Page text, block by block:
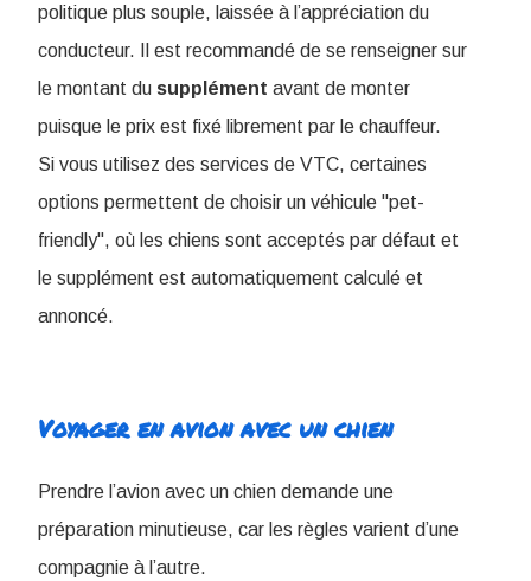
politique plus souple, laissée à l’appréciation du
conducteur. Il est recommandé de se renseigner sur
le montant du supplément avant de monter
puisque le prix est fixé librement par le chauffeur.
Si vous utilisez des services de VTC, certaines
options permettent de choisir un véhicule "pet-
friendly", où les chiens sont acceptés par défaut et
le supplément est automatiquement calculé et
annoncé.
Voyager en avion avec un chien
Prendre l’avion avec un chien demande une
préparation minutieuse, car les règles varient d’une
compagnie à l’autre.